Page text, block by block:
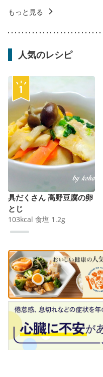
もっと見る
人気のレシピ
具だくさん 高野豆腐の卵
とじ
103kcal 食塩 1.2g